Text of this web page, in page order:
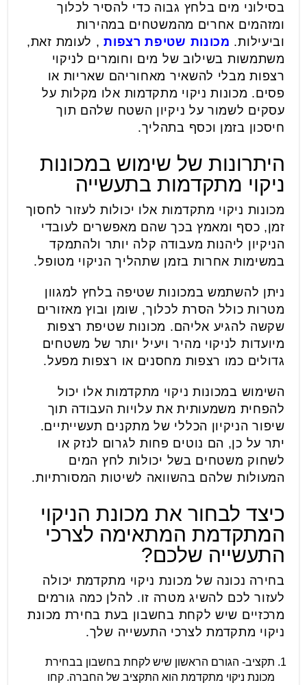
בסילוני מים בלחץ גבוה כדי להסיר לכלוך
ומזהמים אחרים מהמשטחים במהירות
וביעילות. מכונות שטיפת רצפות, לעומת זאת,
משתמשות בשילוב של מים וחומרים לניקוי
רצפות מבלי להשאיר מאחוריהם שאריות או
פסים. מכונות ניקוי מתקדמות אלו מקלות על
עסקים לשמור על ניקיון השטח שלהם תוך
חיסכון בזמן וכסף בתהליך.
היתרונות של שימוש במכונות
ניקוי מתקדמות בתעשייה
מכונות ניקוי מתקדמות אלו יכולות לעזור לחסוך
זמן, כסף ומאמץ בכך שהם מאפשרים לעובדי
הניקיון ליהנות מעבודה קלה יותר ולהתמקד
במשימות אחרות בזמן שתהליך הניקוי מטופל.
ניתן להשתמש במכונות שטיפה בלחץ למגוון
מטרות כולל הסרת לכלוך, שומן ובוץ מאזורים
שקשה להגיע אליהם. מכונות שטיפת רצפות
מיועדות לניקוי מהיר ויעיל יותר של משטחים
גדולים כמו רצפות מחסנים או רצפות מפעל.
השימוש במכונות ניקוי מתקדמות אלו יכול
להפחית משמעותית את עלויות העבודה תוך
שיפור הניקיון הכללי של מתקנים תעשייתיים.
יתר על כן, הם נוטים פחות לגרום לנזק או
לשחוק משטחים בשל יכולות לחץ המים
המעולות שלהם בהשוואה לשיטות המסורתיות.
כיצד לבחור את מכונת הניקוי
המתקדמת המתאימה לצרכי
התעשייה שלכם?
בחירה נכונה של מכונת ניקוי מתקדמת יכולה
לעזור לכם להשיג מטרה זו. להלן כמה גורמים
מרכזיים שיש לקחת בחשבון בעת בחירת מכונת
ניקוי מתקדמת לצרכי התעשייה שלך.
תקציב- הגורם הראשון שיש לקחת בחשבון בבחירת
מכונת ניקוי מתקדמת הוא התקציב של החברה. קחו